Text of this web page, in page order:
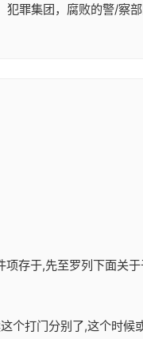
罪集团，腐败的警/察
存于,先至罗列下面关
打门分别了,这个时